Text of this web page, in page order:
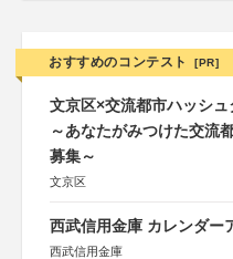
おすすめのコンテスト [PR]
文京区×交流都市ハッシ
～あなたがみつけた交流
募集～
文京区
西武信用金庫 カレンダー
西武信用金庫